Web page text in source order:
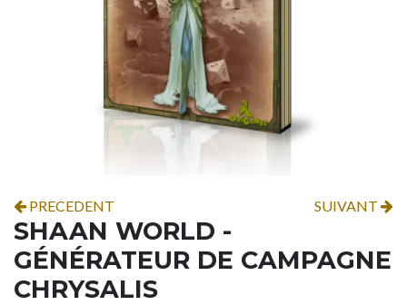
PRECEDENT SUIVANT
SHAAN WORLD -
GÉNÉRATEUR DE CAMPAGNE
CHRYSALIS